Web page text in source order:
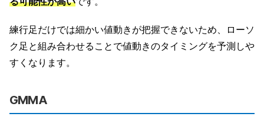
練行足だけでは細かい値動きが把握できないため、ローソ
ク足と組み合わせることで値動きのタイミングを予測しや
すくなります。
GMMA